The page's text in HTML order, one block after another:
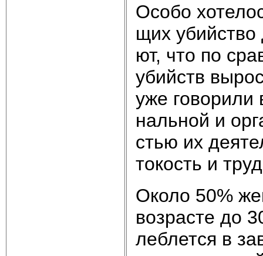
Осо­бо
щих
ют, что по
убийств
уже
наль­ной и
стью их
то­кость и
Око­ло 50%
воз­рас­те до
леб­лет­ся в